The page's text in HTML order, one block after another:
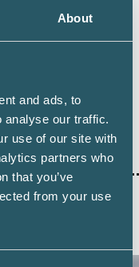
About
and ads, to
analyse our traffic.
use of our site with
partners who
that you’ve
from your use